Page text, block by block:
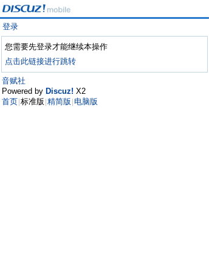
登录
您需要先登录才能继续本操作
点击此链接进行跳转
音赋社
Powered by Discuz! X2
首页 标准版 精简版 电脑版